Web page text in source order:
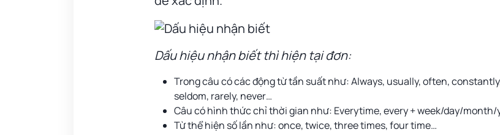
Dấu hiệu nhận biết thì hiện tại đơn:
Trong câu có các động từ tần suất như: Always, usually, often,
seldom, rarely, never…
Câu có hình thức chỉ thời gian như: Everytime, every + week/day/
Từ thể hiện số lần như: once, twice, three times, four time…